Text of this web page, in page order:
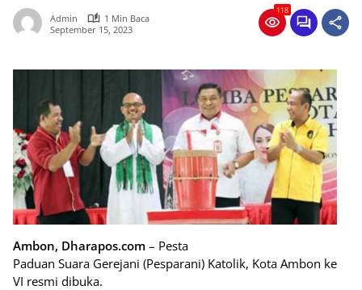
Admin
1 Min Baca
September 15, 2023
118
Ambon, Dharapos.com – Pesta
Paduan Suara Gerejani (Pesparani) Katolik, Kota Ambon ke
VI resmi dibuka.